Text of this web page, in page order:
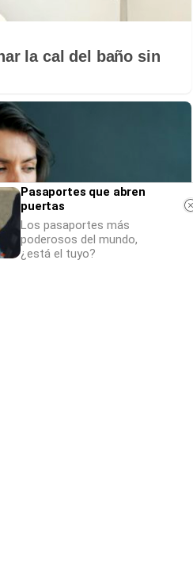
la cal del baño sin
Pasaportes que abren
puertas
Los pasaportes más
poderosos del mundo,
¿está el tuyo?